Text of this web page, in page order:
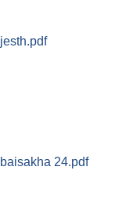
jesth.pdf
baisakha 24.pdf